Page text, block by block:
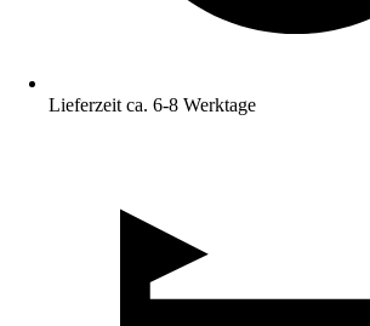
Lieferzeit ca. 6-8 Werktage